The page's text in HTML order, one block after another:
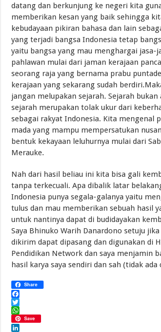
datang dan berkunjung ke negeri kita
memberikan kesan yang baik sehingga
kebudayaan pikiran bahasa dan lain
yang terjadi bangsa Indonesia tetap
yaitu bangsa yang mau menghargai jasa-
pahlawan mulai dari jaman kerajaan
seorang raja yang bernama prabu
kerajaan yang sekarang sudah
jangan melupakan sejarah. Sejarah
sejarah merupakan tolak ukur dari
sebagai rakyat Indonesia. Kita mengenal
mada yang mampu mempersatukan
bentuk kekayaan leluhurnya mulai dari
Merauke.
Nah dari hasil beliau ini kita bisa gali
tanpa terkecuali. Apa dibalik latar
Indonesia punya segala-galanya yaitu
tulus dan mau memberikan sebuah hasil
untuk nantinya dapat di budidayakan
Saya Bhinuko Warih Danardono setuju
dikirim dapat dipasang dan digunakan di
Pendidikan Network dan saya menjamin
hasil karya saya sendiri dan sah (tidak
Share
Facebook
Twitter
WhatsApp
Save